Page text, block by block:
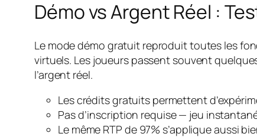
Démo vs Argent Réel :
Le mode démo gratuit reproduit toutes les
virtuels. Les joueurs passent souvent
l’argent réel.
Les crédits gratuits permettent
Pas d’inscription requise — jeu
Le même RTP de 97% s’applique aussi